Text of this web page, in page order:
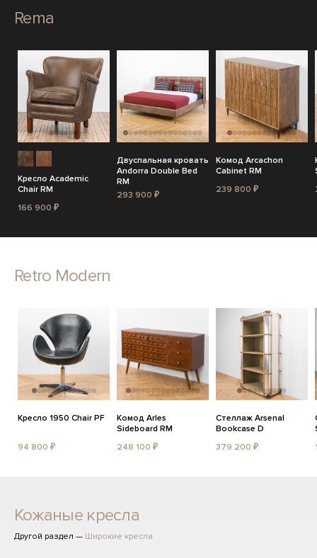
Rema
Кресло Academic
Chair RM
166 900 ₽
Двуспальная кровать
Andorra Double Bed
RM
293 900 ₽
Комод Arcachon
Cabinet RM
239 800 ₽
Retro Modern
Кресло 1950 Chair PF
94 800 ₽
Комод Arles
Sideboard RM
248 100 ₽
Стеллаж Arsenal
Bookcase D
379 200 ₽
Кожаные кресла
Другой раздел — Широкие кресла